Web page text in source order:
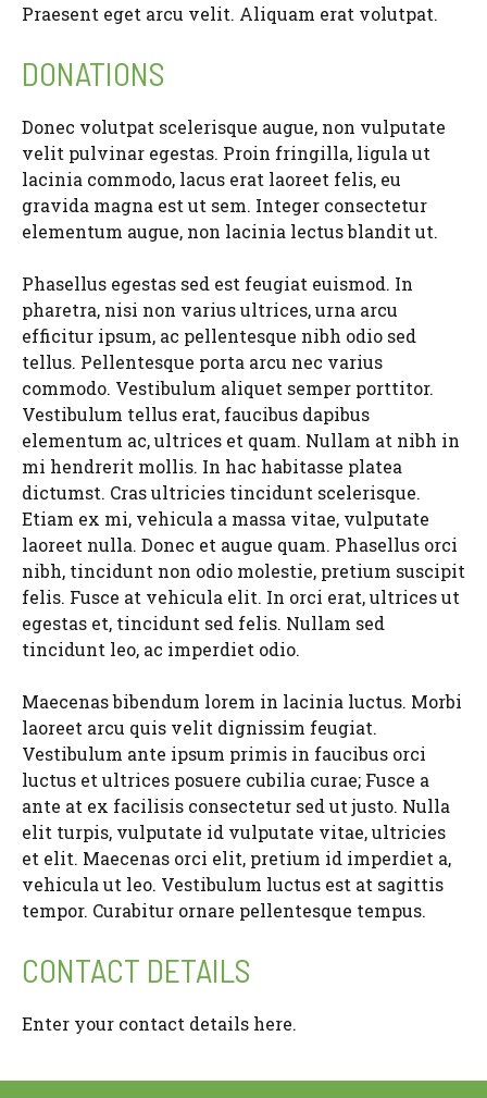
Praesent eget arcu velit. Aliquam erat volutpat.
DONATIONS
Donec volutpat scelerisque augue, non vulputate
velit pulvinar egestas. Proin fringilla, ligula ut
lacinia commodo, lacus erat laoreet felis, eu
gravida magna est ut sem. Integer consectetur
elementum augue, non lacinia lectus blandit ut.
Phasellus egestas sed est feugiat euismod. In
pharetra, nisi non varius ultrices, urna arcu
efficitur ipsum, ac pellentesque nibh odio sed
tellus. Pellentesque porta arcu nec varius
commodo. Vestibulum aliquet semper porttitor.
Vestibulum tellus erat, faucibus dapibus
elementum ac, ultrices et quam. Nullam at nibh in
mi hendrerit mollis. In hac habitasse platea
dictumst. Cras ultricies tincidunt scelerisque.
Etiam ex mi, vehicula a massa vitae, vulputate
laoreet nulla. Donec et augue quam. Phasellus orci
nibh, tincidunt non odio molestie, pretium suscipit
felis. Fusce at vehicula elit. In orci erat, ultrices ut
egestas et, tincidunt sed felis. Nullam sed
tincidunt leo, ac imperdiet odio.
Maecenas bibendum lorem in lacinia luctus. Morbi
laoreet arcu quis velit dignissim feugiat.
Vestibulum ante ipsum primis in faucibus orci
luctus et ultrices posuere cubilia curae; Fusce a
ante at ex facilisis consectetur sed ut justo. Nulla
elit turpis, vulputate id vulputate vitae, ultricies
et elit. Maecenas orci elit, pretium id imperdiet a,
vehicula ut leo. Vestibulum luctus est at sagittis
tempor. Curabitur ornare pellentesque tempus.
CONTACT DETAILS
Enter your contact details here.